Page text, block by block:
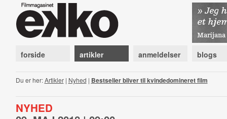
forside artikler anmeldelser blogs
Du er her:Artikler| Nyhed | Bestseller bliver til kvindedomineret film
NYHED